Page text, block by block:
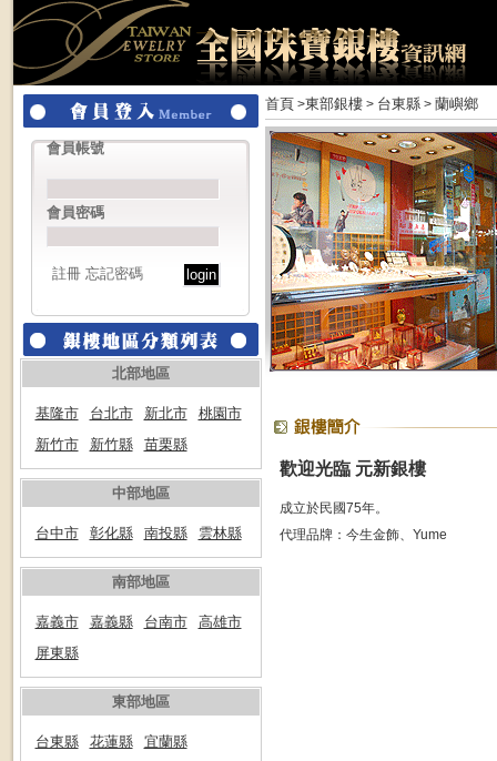
會員帳號
會員密碼
註冊 忘記密碼
北部地區
基隆市 台北市 新北市
桃園市
新竹市
新竹縣 苗栗縣
中部地區
台中市 彰化縣 南投縣 雲林縣
南部地區
嘉義市 嘉義縣 台南市
高雄市
屏東縣
東部地區
台東縣 花蓮縣 宜蘭縣
首頁 >東部銀樓> 台東縣> 蘭嶼鄉
歡迎光臨 元新銀樓
成立於民國75年。
代理品牌：今生金飾、yume